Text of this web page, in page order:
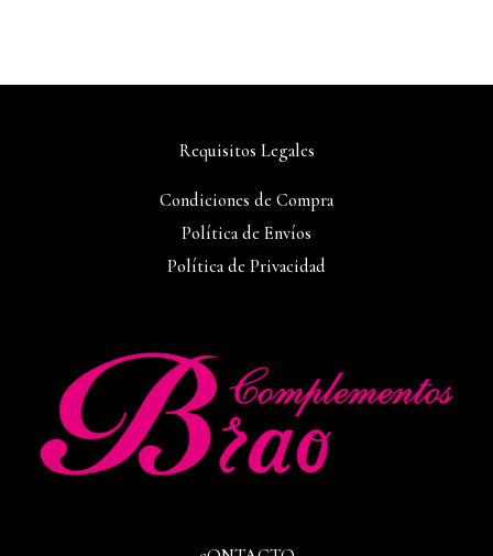
Requisitos Legales
Condiciones de Compra
Política de Envíos
Política de Privacidad